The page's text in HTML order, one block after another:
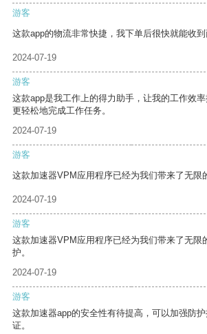
游客
这款app的物流非常快捷，我下单后很快就能收到
2024-07-19
游客
这款app是我工作上的得力助手，让我的工作效
更轻松地完成工作任务。
2024-07-19
游客
这款加速器VPM应用程序已经为我们带来了无限
2024-07-19
游客
这款加速器VPM应用程序已经为我们带来了无限
护。
2024-07-19
游客
这款加速器app的安全性有待提高，可以加强防
证。